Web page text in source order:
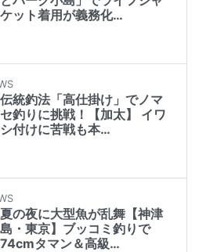
ケット着用が義務化…
伝統釣法「高仕掛け」でノマ
セ釣りに挑戦！【加太】 イワ
シ付けに苦戦も本…
夏の夜に大型魚が乱舞【神津
島・東京】ブッコミ釣りで
74cmタマン＆高級…